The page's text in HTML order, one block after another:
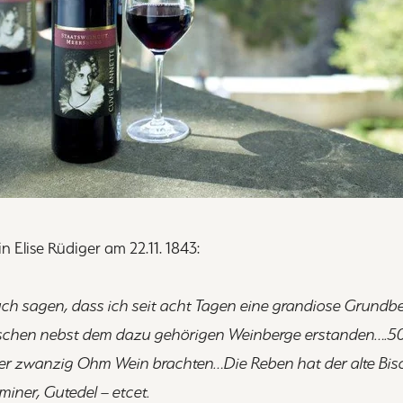
Elise Rüdiger am 22.11. 1843:
sagen, dass ich seit acht Tagen eine grandiose
nebst dem dazu gehörigen Weinberge
zwanzig Ohm Wein brachten…Die Reben hat der alte
Gutedel – etcet.